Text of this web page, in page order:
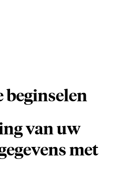
beginselen
van uw
met